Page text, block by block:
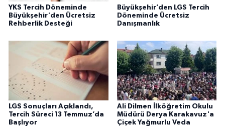
YKS Tercih Döneminde
Büyükşehir'den Ücretsiz
Rehberlik Desteği
Büyükşehir’den LGS Tercih
Döneminde Ücretsiz
Danışmanlık
LGS Sonuçları Açıklandı,
Tercih Süreci 13 Temmuz’da
Başlıyor
Ali Dilmen İlköğretim Okulu
Müdürü Derya Karakavuz'a
Çiçek Yağmurlu Veda